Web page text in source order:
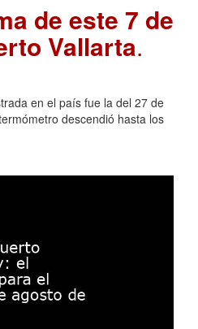
de este 7 de
Vallarta.
en el país fue la del 27 de
descendió hasta los